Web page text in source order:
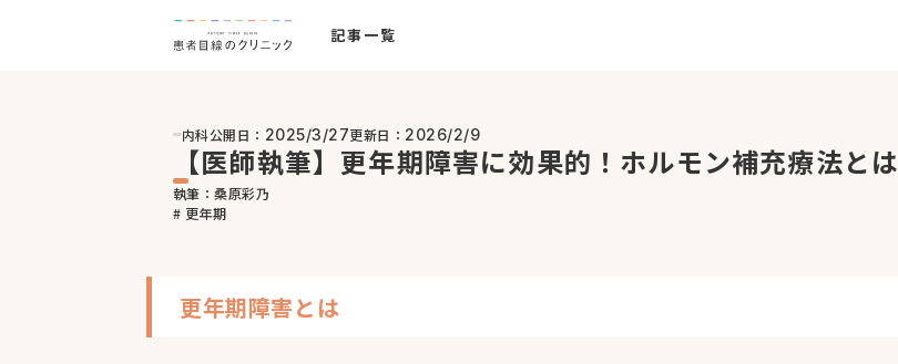
記事一覧
内科公開日： 2025/3/27更新日： 2026/2/9
【医師執筆】更年期障害に効果的！ホルモン補充療法とは
執筆：桑原彩乃
# 更年期
更年期障害とは